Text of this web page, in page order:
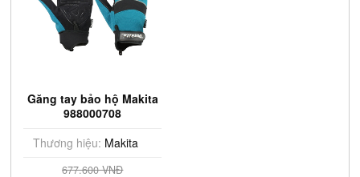
Găng tay bảo hộ Makita
988000708
Thương hiệu: Makita
677.600 VNĐ